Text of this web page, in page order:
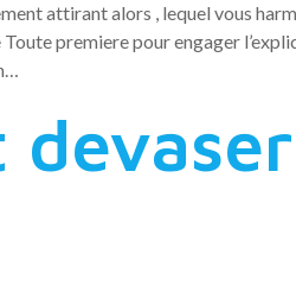
attirant alors , lequel vous
premiere pour engager